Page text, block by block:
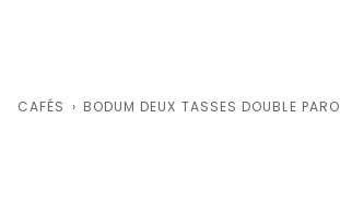
CAFÉS › BODUM DEUX TASSES DOUBLE